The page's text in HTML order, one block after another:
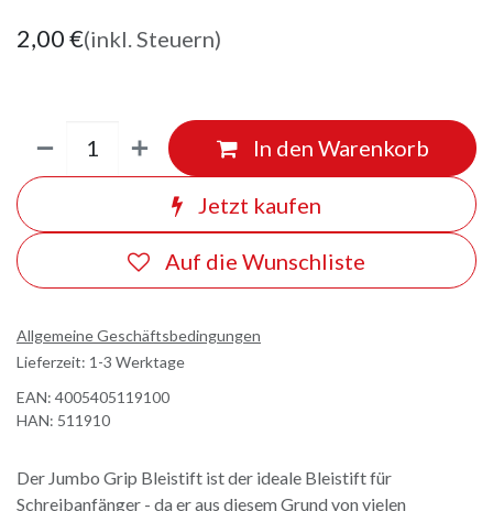
2,00€(inkl. Steuern)
In den Warenkorb
Jetzt kaufen
Auf die Wunschliste
Allgemeine Geschäftsbedingungen
Lieferzeit: 1-3 Werktage
EAN: 4005405119100
HAN: 511910
Der Jumbo Grip Bleistift ist der ideale Bleistift für
Schreibanfänger - da er aus diesem Grund von vielen